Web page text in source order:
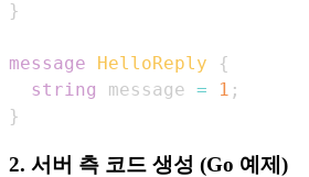
}
message HelloReply
{
string
message = 1 ;
}
2. 서버 측 코드 생성 (Go 예제)